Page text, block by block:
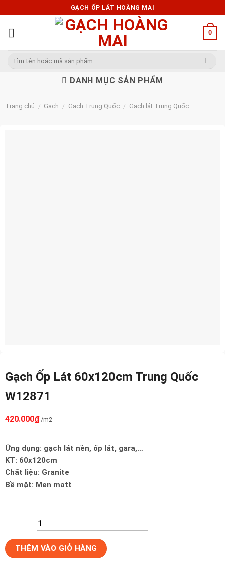
to
content
GẠCH ỐP LÁT HOÀNG MAI
0
Tìm
DANH MỤC SẢN PHẨM
Trang chủ / Gạch / Gạch Trung Quốc / Gạch lát Trung Quốc
Gạch Ốp Lát 60x120cm Trung Quốc
W12871
420.000₫ /m2
Ứng dụng: gạch lát nền, ốp lát, gara,…
KT: 60x120cm
Chất liệu: Granite
Bề mặt: Men matt
Gạch
Ốp
THÊM VÀO GIỎ HÀNG